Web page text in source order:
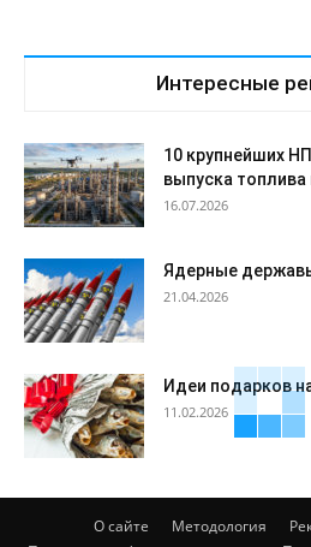
Интересные
10 крупнейших
выпуска топлива
16.07.2026
Ядерные
21.04.2026
Идеи подарков
11.02.2026
О сайте Методология